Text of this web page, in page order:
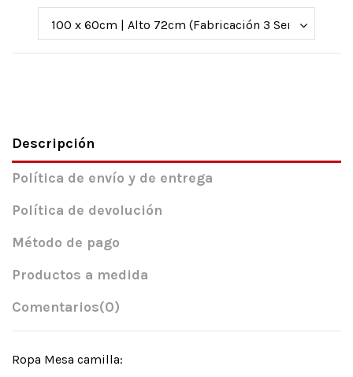
Descripción
Política de envío y de entrega
Política de devolución
Método de pago
Productos a medida
Comentarios(0)
Ropa Mesa camilla: